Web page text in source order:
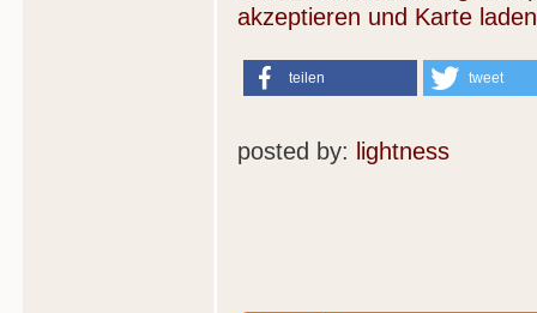
akzeptieren und Karte laden
teilen tweet
posted by: lightness